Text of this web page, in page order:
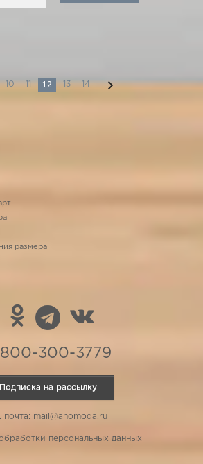
10 11 12 13 14
размера
300-3779
Подписка на рассылку
почта: mail@anomoda.ru
персональных данных